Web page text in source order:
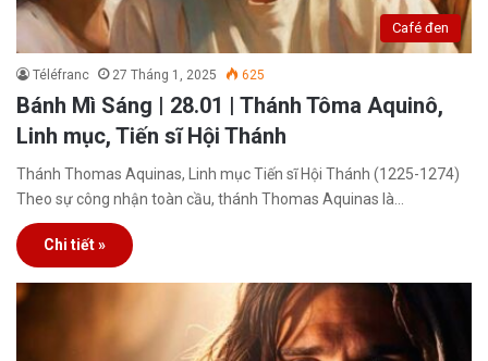
Café đen
Téléfranc 27 Tháng 1, 2025 625
Bánh Mì Sáng | 28.01 | Thánh Tôma Aquinô,
Linh mục, Tiến sĩ Hội Thánh
Thánh Thomas Aquinas, Linh mục Tiến sĩ Hội Thánh (1225-1274)
Theo sự công nhận toàn cầu, thánh Thomas Aquinas là…
Chi tiết »